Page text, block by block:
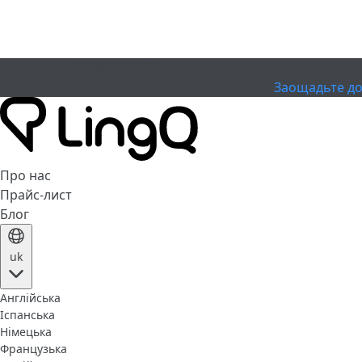
Заощадьте
Про нас
Прайс-лист
Блог
uk
Англійська
Іспанська
Німецька
Французька